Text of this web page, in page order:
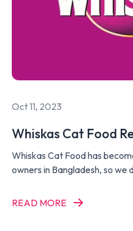
Oct 11, 2023
Whiskas Cat Food
Whiskas Cat Food has
owners in Bangladesh, so
READ MORE